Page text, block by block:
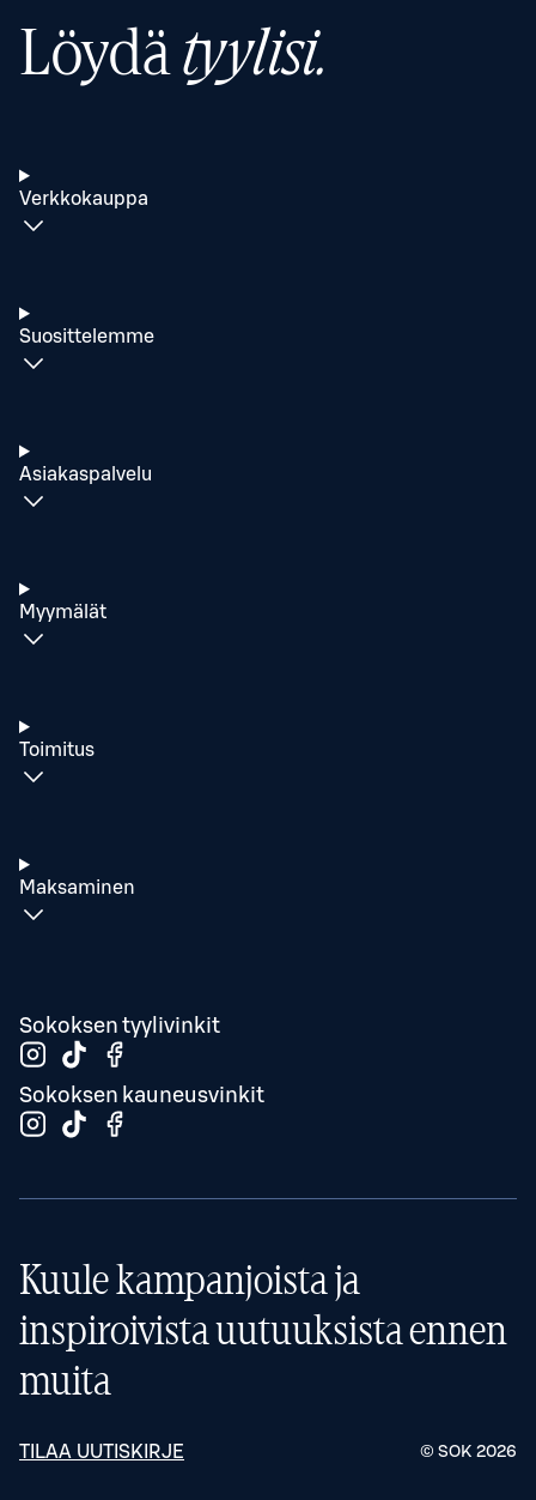
Löydätyylisi.
Verkkokauppa
Suosittelemme
Asiakaspalvelu
Myymälät
Toimitus
Maksaminen
Sokoksen tyylivinkit
Sokoksen kauneusvinkit
Kuule kampanjoista ja
inspiroivista uutuuksista ennen
muita
TILAA UUTISKIRJE © SOK 2026